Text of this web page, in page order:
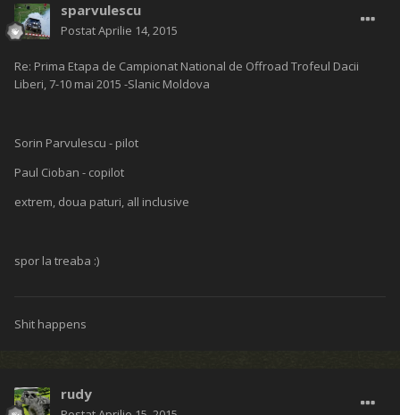
sparvulescu
PostatAprilie 14, 2015
Re: Prima Etapa de Campionat National de Offroad Trofeul Dacii
Liberi, 7-10 mai 2015 -Slanic Moldova
Sorin Parvulescu - pilot
Paul Cioban - copilot
extrem, doua paturi, all inclusive
spor la treaba :)
Shit happens
rudy